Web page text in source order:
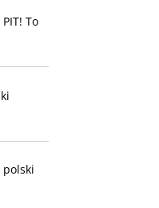
To
polski